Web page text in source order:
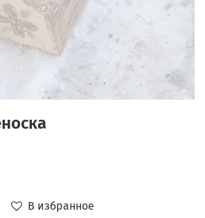
В избранное